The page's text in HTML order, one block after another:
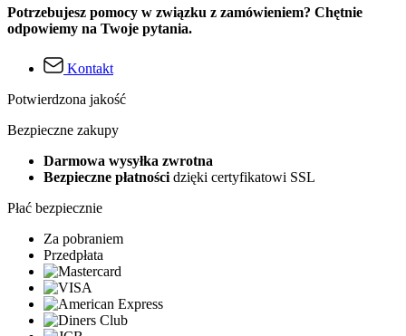
Potrzebujesz pomocy w związku z zamówieniem? Chętnie
odpowiemy na Twoje pytania.
Kontakt
Potwierdzona jakość
Bezpieczne zakupy
Darmowa wysyłka zwrotna
Bezpieczne płatności dzięki certyfikatowi SSL
Płać bezpiecznie
Za pobraniem
Przedpłata